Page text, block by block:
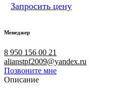
Запросить цену
Менеджер
8 950 156 00 21
alianstpf2009@yandex.ru
Позвоните мне
Описание